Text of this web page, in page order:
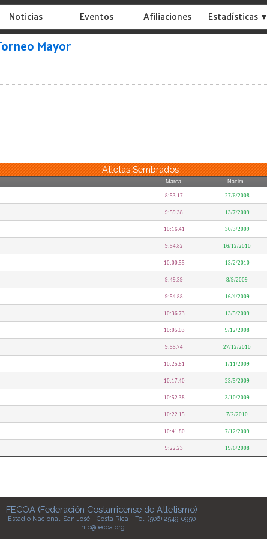
Noticias Eventos Afiliaciones Estadísticas ▼
Mayor
Atletas Sembrados
Marca Nacim.
8:53.17 27/6/2008
9:59.38 13/7/2009
10:16.41 30/3/2009
9:54.82 16/12/2010
10:00.55 13/2/2010
9:49.39 8/9/2009
9:54.88 16/4/2009
10:36.73 13/5/2009
10:05.03 9/12/2008
9:55.74 27/12/2010
10:25.81 1/11/2009
10:17.40 23/5/2009
10:52.38 3/10/2009
10:22.15 7/2/2010
10:41.80 7/12/2009
9:22.23 19/6/2008
FECOA (Federación Costarricense de Atletismo)
Estadio Nacional, San José - Costa Rica - Tel. (506) 2549-0950
info@fecoa.org